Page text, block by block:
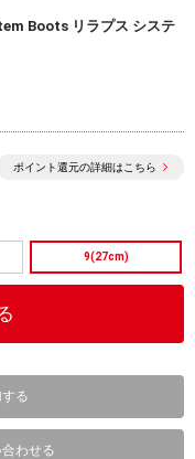
Boots リラプス システ
ポイント還元の詳細はこちら
9(27cm)
る
わせる